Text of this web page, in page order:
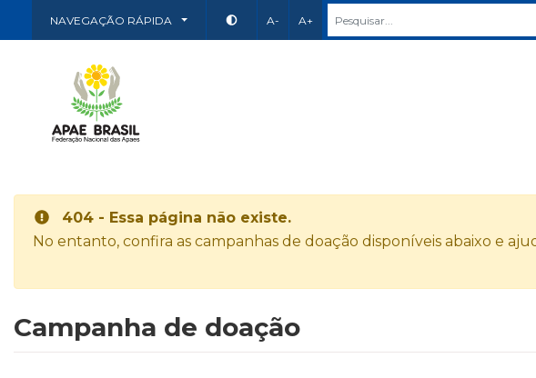
NAVEGAÇÃO RÁPIDA A- A+
404 - Essa página não existe.
No entanto, confira as campanhas de doação disponíveis abaixo e
Campanha de doação